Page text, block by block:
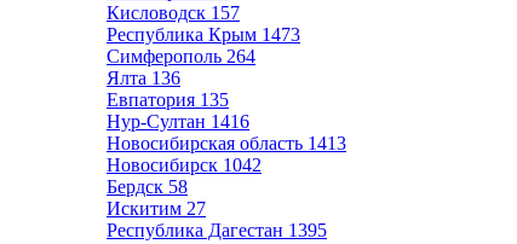
Кисловодск 157
Республика Крым 1473
Симферополь 264
Ялта 136
Евпатория 135
Нур-Султан 1416
Новосибирская область 1413
Новосибирск 1042
Бердск 58
Искитим 27
Республика Дагестан 1395